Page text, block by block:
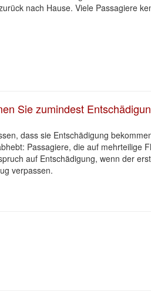
nach Hause. Viele Passagiere
Sie zumindest
dass sie Entschädigung
Passagiere, die auf mehrteilige
auf Entschädigung, wenn der
verpassen.